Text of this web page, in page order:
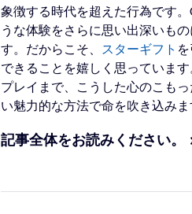
象徴する時代を超えた行為です
うな体験をさらに思い出深いも
す。だからこそ、
スターギフト
できることを嬉しく思っていま
プレイまで、こうした心のこも
い魅力的な方法で命を吹き込みま
記事全体をお読みください。